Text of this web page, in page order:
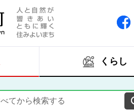
くらし